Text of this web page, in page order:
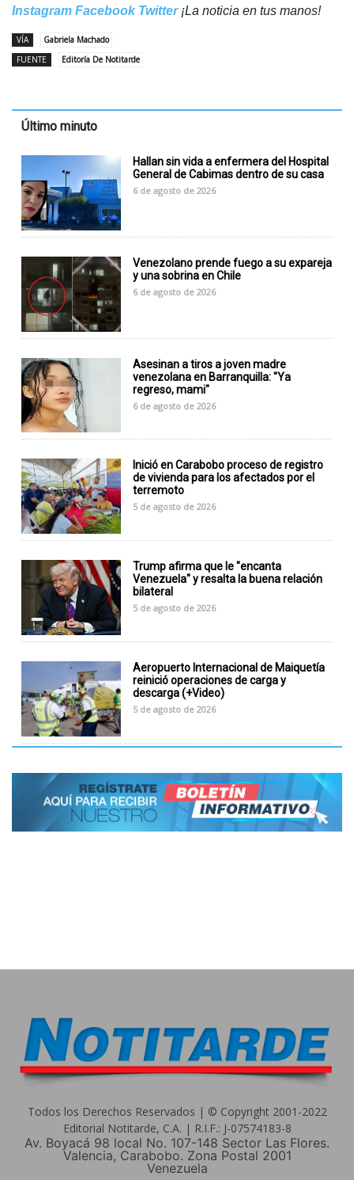
Instagram Facebook Twitter¡La noticia en tus manos!
VÍA
Gabriela Machado
FUENTE
Editoría De Notitarde
Último minuto
Hallan sin vida a enfermera del Hospital
General de Cabimas dentro de su casa
6 de agosto de 2026
Venezolano prende fuego a su expareja
y una sobrina en Chile
6 de agosto de 2026
Asesinan a tiros a joven madre
venezolana en Barranquilla: "Ya
regreso, mami"
6 de agosto de 2026
Inició en Carabobo proceso de registro
de vivienda para los afectados por el
terremoto
5 de agosto de 2026
Trump afirma que le "encanta
Venezuela" y resalta la buena relación
bilateral
5 de agosto de 2026
Aeropuerto Internacional de Maiquetía
reinició operaciones de carga y
descarga (+Video)
5 de agosto de 2026
Todos los Derechos Reservados | © Copyright 2001-2022
Editorial Notitarde, C.A. | R.I.F.: J-07574183-8
Av. Boyacá 98 local No. 107-148 Sector Las Flores.
Valencia, Carabobo. Zona Postal 2001
Venezuela